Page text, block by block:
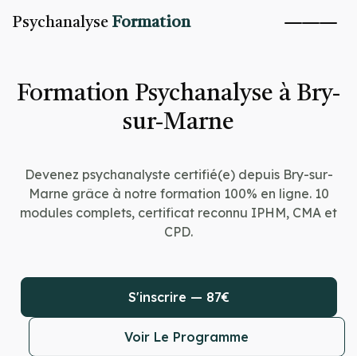
Psychanalyse Formation
Formation Psychanalyse à Bry-
sur-Marne
Devenez psychanalyste certifié(e) depuis Bry-sur-
Marne grâce à notre formation 100% en ligne. 10
modules complets, certificat reconnu IPHM, CMA et
CPD.
S'inscrire — 87€
Voir Le Programme